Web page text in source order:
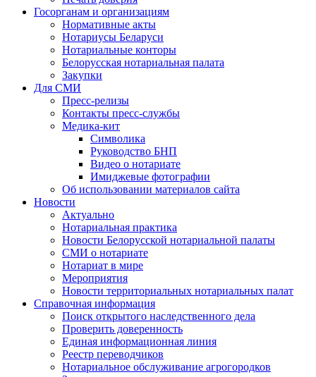
Госорганам и организациям
Нормативные акты
Нотариусы Беларуси
Нотариальные конторы
Белорусская нотариальная палата
Закупки
Для СМИ
Пресс-релизы
Контакты пресс-службы
Медика-кит
Символика
Руководство БНП
Видео о нотариате
Имиджевые фотографии
Об использовании материалов сайта
Новости
Актуально
Нотариальная практика
Новости Белорусской нотариальной палаты
СМИ о нотариате
Нотариат в мире
Мероприятия
Новости территориальных нотариальных палат
Справочная информация
Поиск открытого наследственного дела
Проверить доверенность
Единая информационная линия
Реестр переводчиков
Нотариальное обслуживание агрогородков